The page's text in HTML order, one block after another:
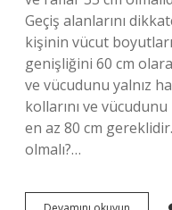
Geçiş alanlarını
kişinin vücut
genişliğini 60 cm
ve vücudunu yalnız
kollarını ve
en az 80 cm
olmalı?…